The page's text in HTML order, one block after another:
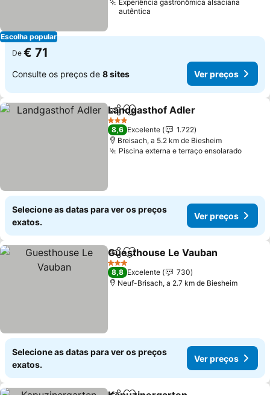
Escolha popular
Experiência gastronômica alsaciana
autêntica
De € 71
Consulte os preços de 8 sites Ver preços
PartilharAdicionar aos favoritos
Landgasthof Adler
3 Estrelas
8,6 Excelente
1.722
Breisach, a 5.2 km de Biesheim
Piscina externa e terraço ensolarado
Selecione as datas para ver os preços
exatos.
Ver preços
PartilharAdicionar aos favoritos
Guesthouse Le Vauban
3 Estrelas
8,8 Excelente
730
Neuf-Brisach, a 2.7 km de Biesheim
Selecione as datas para ver os preços
exatos.
Ver preços